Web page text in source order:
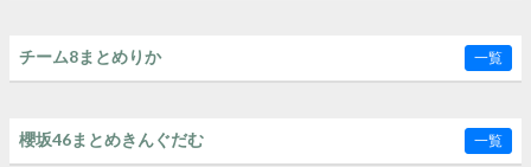
チーム8まとめりか 一覧
櫻坂46まとめきんぐだむ 一覧